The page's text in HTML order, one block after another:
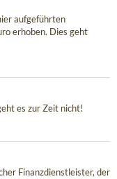
aufgeführten
erhoben. Dies geht
es zur Zeit nicht!
Finanzdienstleister, der